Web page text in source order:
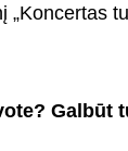
Galbūt